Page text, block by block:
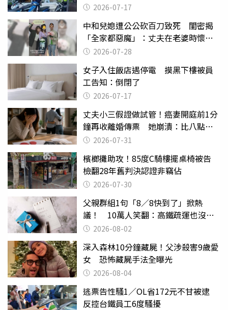
2026-07-17
中和兒媳遭公公砍百刀致死 閨密揭
「全家都惡魔」：丈夫在老婆時懷孕
摔東西
2026-07-28
女子入住飯店遇停電 摸黑下樓被員
工告知：倒閉了
2026-07-17
丈夫小三假證做試管！癌妻開庭前1分
鐘再收離婚傳票 她崩潰：比八點檔
還扯2026-07-31
檳榔攤助攻！85度C騎樓擺桌椅被告
檢翻28年舊判決認證非竊佔
2026-07-30
父親群組1句「8／8快到了」掀熱
議！ 10萬人笑翻：高鐵疏運也沒列
父親節
2026-08-02
深入森林10分鐘藏屍！父涉殺害9歲愛
女 恐怖藏屍手法全曝光
2026-08-04
逃票告性騷1／OL省172元不甘被逮
反控台鐵員工6度騷擾